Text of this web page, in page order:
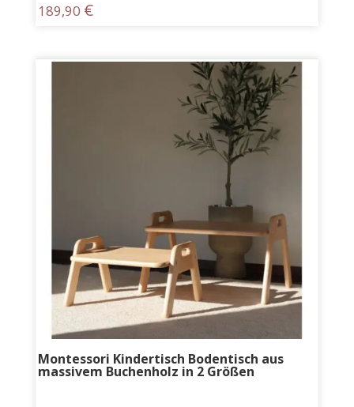
189,90 €
Montessori Kindertisch Bodentisch aus
massivem Buchenholz in 2 Größen